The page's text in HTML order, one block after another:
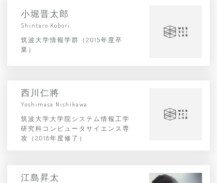
小堀晋太郎
Shintaro Kobori
筑波大学情報学群（2015年度卒
業）
西川仁將
Yoshimasa Nishikawa
筑波大学大学院システム情報工学
研究科コンピュータサイエンス専
攻（2018年度修了）
江島昇太